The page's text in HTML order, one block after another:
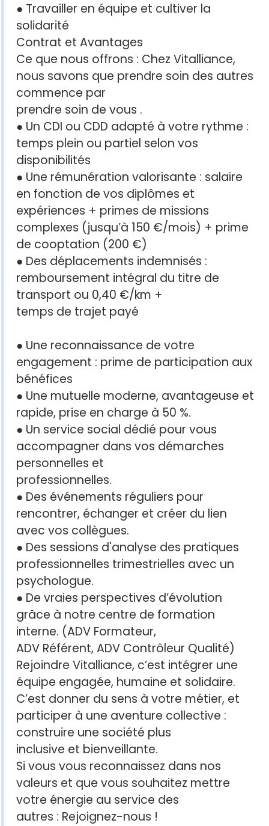
● Travailler en équipe et cultiver la
solidarité
Contrat et Avantages
Ce que nous offrons : Chez Vitalliance,
nous savons que prendre soin des autres
commence par
prendre soin de vous .
● Un CDI ou CDD adapté à votre rythme :
temps plein ou partiel selon vos
disponibilités
● Une rémunération valorisante : salaire
en fonction de vos diplômes et
expériences + primes de missions
complexes (jusqu’à 150 €/mois) + prime
de cooptation (200 €)
● Des déplacements indemnisés :
remboursement intégral du titre de
transport ou 0,40 €/km +
temps de trajet payé
● Une reconnaissance de votre
engagement : prime de participation aux
bénéfices
● Une mutuelle moderne, avantageuse et
rapide, prise en charge à 50 %.
● Un service social dédié pour vous
accompagner dans vos démarches
personnelles et
professionnelles.
● Des événements réguliers pour
rencontrer, échanger et créer du lien
avec vos collègues.
● Des sessions d'analyse des pratiques
professionnelles trimestrielles avec un
psychologue.
● De vraies perspectives d’évolution
grâce à notre centre de formation
interne. (ADV Formateur,
ADV Référent, ADV Contrôleur Qualité)
Rejoindre Vitalliance, c’est intégrer une
équipe engagée, humaine et solidaire.
C’est donner du sens à votre métier, et
participer à une aventure collective :
construire une société plus
inclusive et bienveillante.
Si vous vous reconnaissez dans nos
valeurs et que vous souhaitez mettre
votre énergie au service des
autres : Rejoignez-nous !